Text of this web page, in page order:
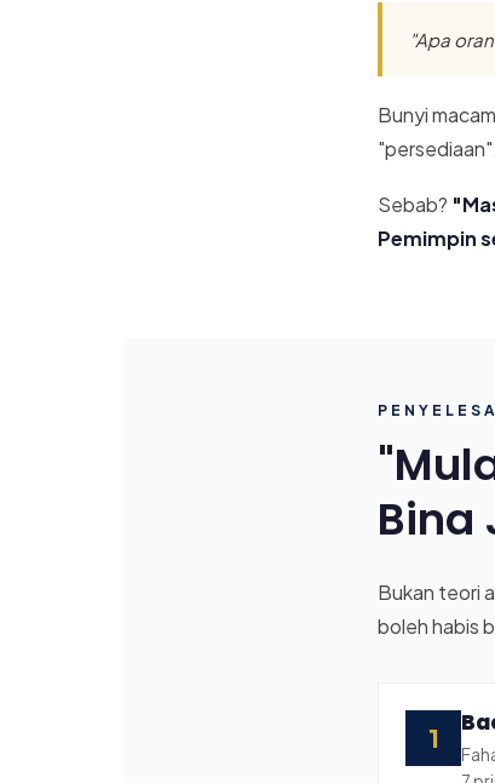
"Apa
Bunyi
Sebab?
Pemimpin
Bina
Bukan teori
boleh habis
1